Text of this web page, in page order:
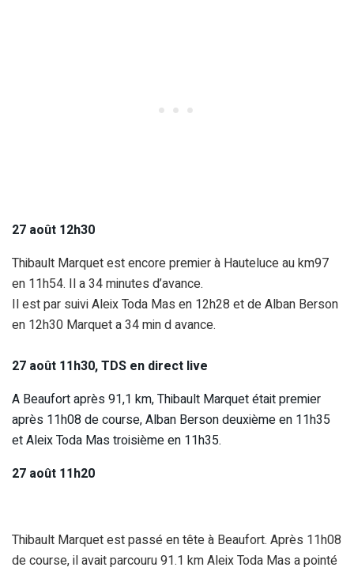
27 août 12h30
Thibault Marquet est encore premier à Hauteluce au km97
en 11h54. Il a 34 minutes d’avance.
Il est par suivi Aleix Toda Mas en 12h28 et de Alban Berson
en 12h30 Marquet a 34 min d avance.
27 août 11h30, TDS en direct live
A Beaufort après 91,1 km, Thibault Marquet était premier
après 11h08 de course, Alban Berson deuxième en 11h35
et Aleix Toda Mas troisième en 11h35.
27 août 11h20
Thibault Marquet est passé en tête à Beaufort. Après 11h08
de course, il avait parcouru 91.1 km Aleix Toda Mas a pointé